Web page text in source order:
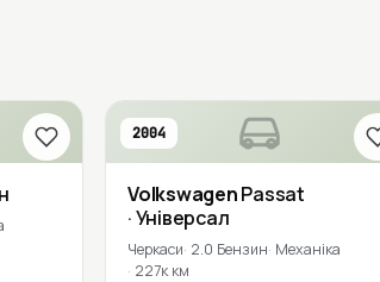
2004
VolkswagenPassat
· Універсал
Черкаси 2.0 Бензин Механіка
227к км